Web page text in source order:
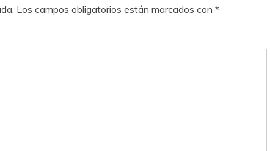
Los campos obligatorios están marcados con *